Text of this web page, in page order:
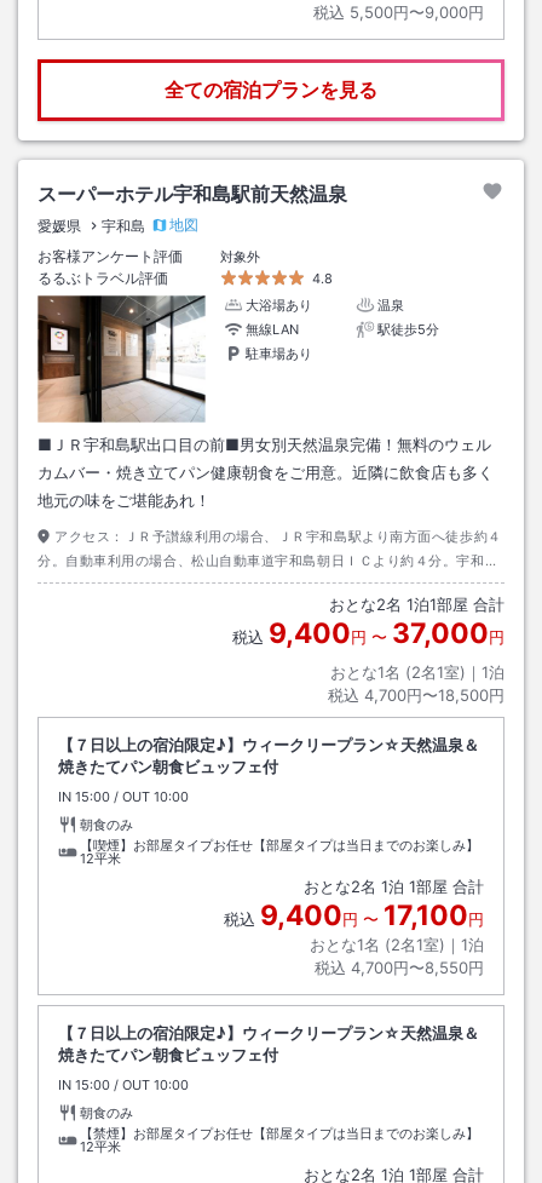
税込 5,500円〜9,000円
全ての宿泊プランを見る
スーパーホテル宇和島駅前天然温泉
愛媛県 宇和島
地図
お客様アンケート評価
対象外
るるぶトラベル評価
4.8
大浴場あり
温泉
無線LAN
駅徒歩5分
駐車場あり
■ＪＲ宇和島駅出口目の前■男女別天然温泉完備！無料のウェル
カムバー・焼き立てパン健康朝食をご用意。近隣に飲食店も多く
地元の味をご堪能あれ！
アクセス：
ＪＲ予讃線利用の場合、ＪＲ宇和島駅より南方面へ徒歩約４
分。自動車利用の場合、松山自動車道宇和島朝日ＩＣより約４分。宇和島
朝日ＩＣより国道３２０号線に入り、ローソン宇和島錦町店前交差点を右
おとな2名 1泊1部屋 合計
税込 9,400円 〜 37,000円
おとな1名 (2名1室)｜ 1泊
税込 4,700円〜18,500円
【７日以上の宿泊限定♪】ウィークリープラン☆天然温泉＆
焼きたてパン朝食ビュッフェ付
IN チェックイン
15:00 / OUT チェックアウト
10:00
朝食のみ
【喫煙】お部屋タイプお任せ【部屋タイプは当日までのお楽しみ】
12平米
おとな2名 1泊 1部屋 合計
税込 9,400円 〜 17,100円
おとな1名 (2名1室)｜ 1泊
税込 4,700円〜8,550円
【７日以上の宿泊限定♪】ウィークリープラン☆天然温泉＆
焼きたてパン朝食ビュッフェ付
IN チェックイン
15:00 / OUT チェックアウト
10:00
朝食のみ
【禁煙】お部屋タイプお任せ【部屋タイプは当日までのお楽しみ】
12平米
おとな2名 1泊 1部屋 合計